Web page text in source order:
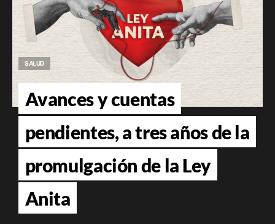
SALUD
Avances y cuentas
pendientes, a tres años de la
promulgación de la Ley
Anita